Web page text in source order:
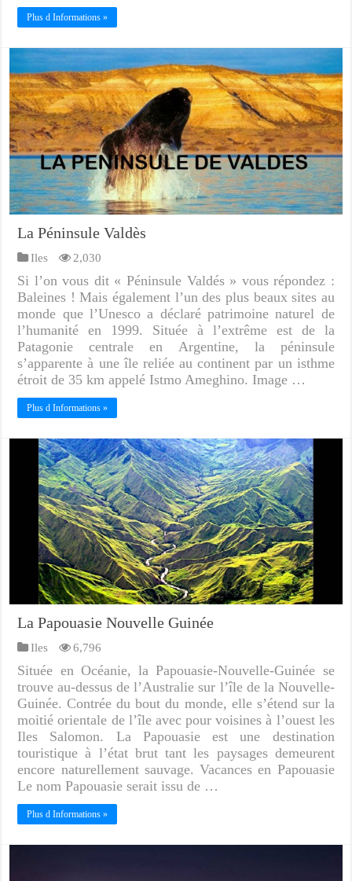
Plus d Informations »
La Péninsule Valdès
Iles 2,030
Si l’on vous dit « Péninsule Valdés » vous répondez :
Baleines ! Mais également l’un des plus beaux sites au
monde que l’Unesco a déclaré patrimoine naturel de
l’humanité en 1999. Située à l’extrême est de la
Patagonie centrale en Argentine, la péninsule
s’apparente à une île reliée au continent par un isthme
étroit de 35 km appelé Istmo Ameghino. Image …
Plus d Informations »
La Papouasie Nouvelle Guinée
Iles 6,796
Située en Océanie, la Papouasie-Nouvelle-Guinée se
trouve au-dessus de l’Australie sur l’île de la Nouvelle-
Guinée. Contrée du bout du monde, elle s’étend sur la
moitié orientale de l’île avec pour voisines à l’ouest les
Iles Salomon. La Papouasie est une destination
touristique à l’état brut tant les paysages demeurent
encore naturellement sauvage. Vacances en Papouasie
Le nom Papouasie serait issu de …
Plus d Informations »